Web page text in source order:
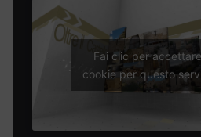
Fai clic per
cookie per questo